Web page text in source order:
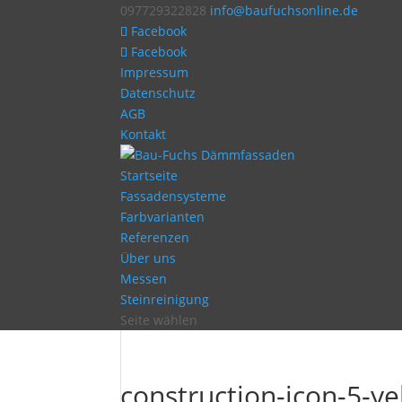
097729322828 info@baufuchsonline.de
Facebook
Facebook
Impressum
Datenschutz
AGB
Kontakt
Startseite
Fassadensysteme
Farbvarianten
Referenzen
Über uns
Messen
Steinreinigung
Seite wählen